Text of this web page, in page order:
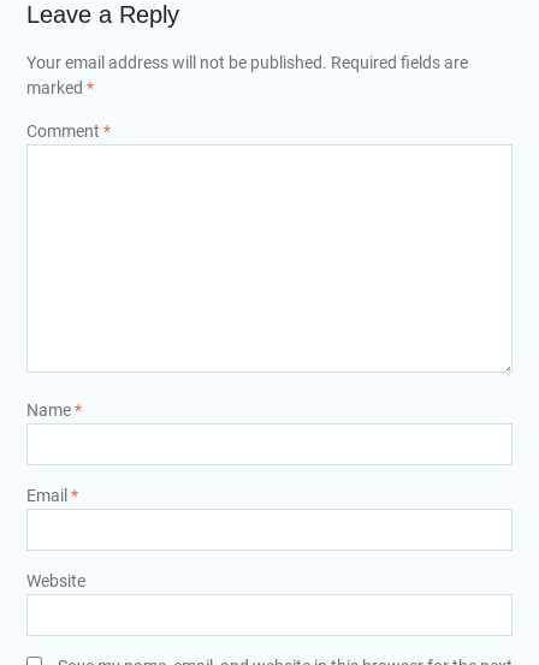
Leave a Reply
Your email address will not be published. Required fields are
marked *
Comment *
Name*
Email *
Website